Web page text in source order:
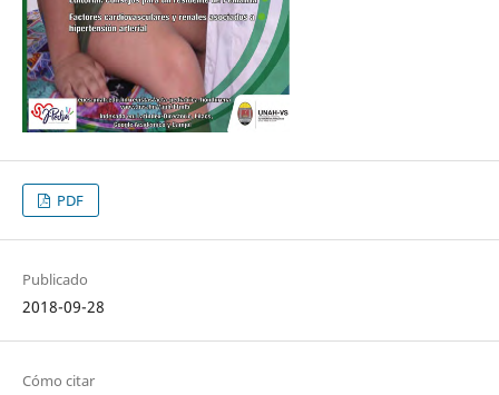
PDF
Publicado
2018-09-28
Cómo citar